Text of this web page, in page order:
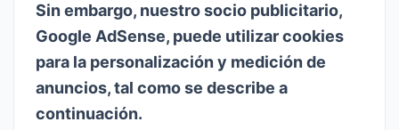
Sin embargo, nuestro socio publicitario,
Google AdSense, puede utilizar cookies
para la personalización y medición de
anuncios, tal como se describe a
continuación.